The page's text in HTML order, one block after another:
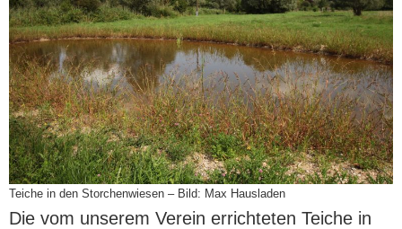
Teiche in den Storchenwiesen – Bild: Max Hausladen
Die vom unserem Verein errichteten Teiche in